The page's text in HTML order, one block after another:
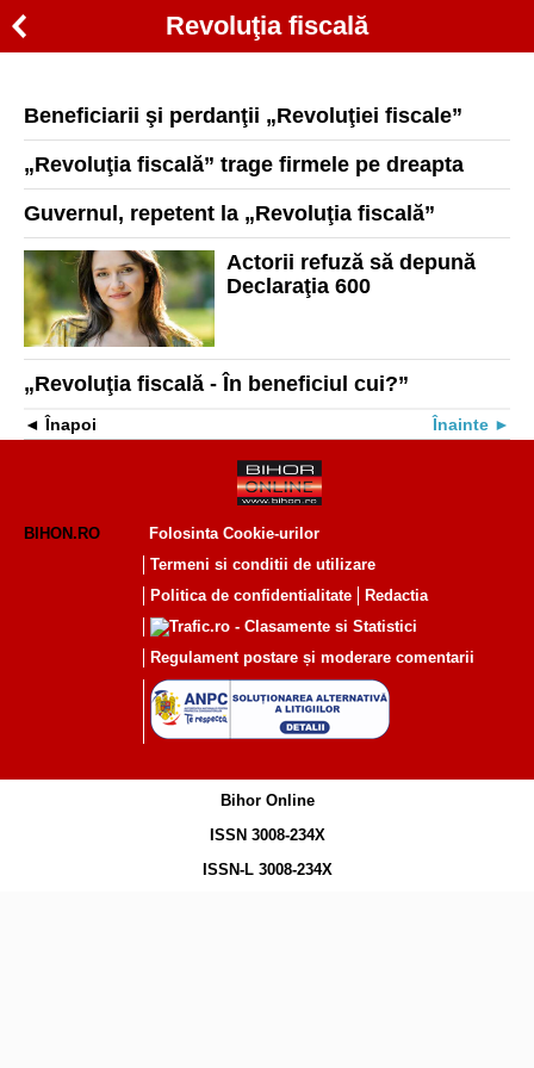
Revoluţia fiscală
Beneficiarii şi perdanţii „Revoluţiei fiscale”
„Revoluţia fiscală” trage firmele pe dreapta
Guvernul, repetent la „Revoluţia fiscală”
Actorii refuză să depună
Declaraţia 600
„Revoluţia fiscală - În beneficiul cui?”
Înapoi Înainte
BIHON.RO
Folosinta Cookie-urilor
Termeni si conditii de utilizare
Politica de confidentialitate
Redactia
Regulament postare și moderare comentarii
Bihor Online
ISSN 3008-234X
ISSN-L 3008-234X